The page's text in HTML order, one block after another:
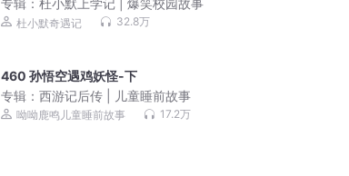
专辑：杜小默上学记 | 爆笑校园故事
杜小默奇遇记 32.8万
460 孙悟空遇鸡妖怪-下
专辑：西游记后传 | 儿童睡前故事
呦呦鹿鸣儿童睡前故事 17.2万